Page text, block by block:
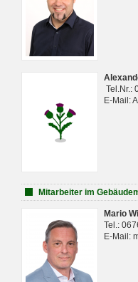
Tel.Nr.:
E-Mail:
Mitarbeiter im
Mario
Tel.:
E-Mail: